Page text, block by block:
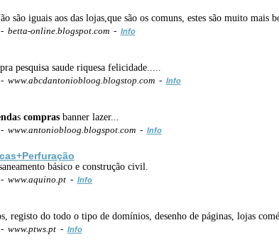
são iguais aos das lojas,que são os comuns, estes são muito mais
betta-online.blogspot.com - Info
pesquisa saude riquesa felicidade.....
www.abcdantoniobloog.blogstop.com - Info
s comprasbanner lazer...
www.antoniobloog.blogspot.com - Info
básico e construção civil.
www.aquino.pt - Info
registo do todo o tipo de domínios, desenho de páginas, lojas
www.ptws.pt - Info